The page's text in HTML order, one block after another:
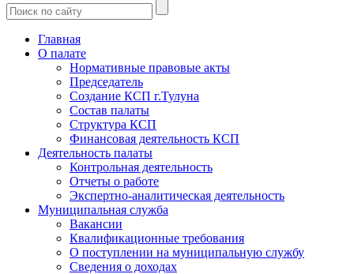
Главная
О палате
Нормативные правовые акты
Председатель
Создание КСП г.Тулуна
Состав палаты
Структура КСП
Финансовая деятельность КСП
Деятельность палаты
Контрольная деятельность
Отчеты о работе
Экспертно-аналитическая деятельность
Муниципальная служба
Вакансии
Квалификационные требования
О поступлении на муниципальную службу
Сведения о доходах